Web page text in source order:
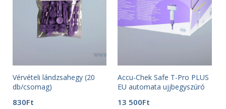
Vérvételi lándzsahegy (20
db/csomag)
830Ft
Accu-Chek Safe T-Pro PLUS
EU automata ujjbegyszúró
13 500Ft